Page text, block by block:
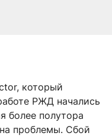
который
РЖД начались
более полутора
проблемы. Сбой